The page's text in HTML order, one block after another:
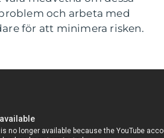
och arbeta med
för att minimera risken.